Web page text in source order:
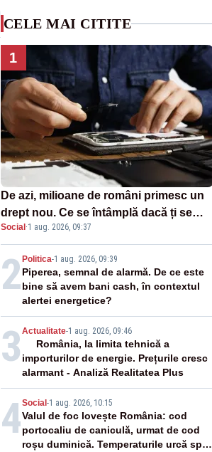
CELE MAI CITITE
1
De azi, milioane de români primesc un
drept nou. Ce se întâmplă dacă ți se
strică un produs
Social ·1 aug. 2026, 09:37
2 Politica-1 aug. 2026, 09:39
Piperea, semnal de alarmă. De ce este
bine să avem bani cash, în contextul
alertei energetice?
3 Actualitate-1 aug. 2026, 09:46
România, la limita tehnică a
importurilor de energie. Prețurile cresc
alarmant - Analiză Realitatea Plus
4Social -1 aug. 2026, 10:15
Valul de foc lovește România: cod
portocaliu de caniculă, urmat de cod
roșu duminică. Temperaturile urcă spre